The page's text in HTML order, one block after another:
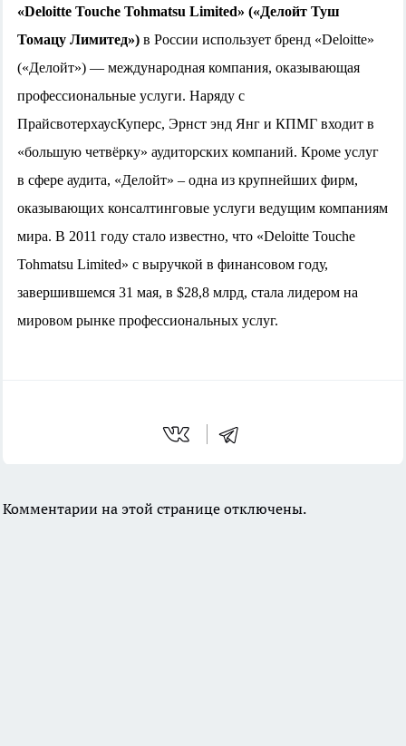
«Deloitte Touche Tohmatsu Limited» («Делойт Туш
Томацу Лимитед») в России использует бренд «Deloitte»
(«Делойт») — международная компания, оказывающая
профессиональные услуги. Наряду с
ПрайсвотерхаусКуперс, Эрнст энд Янг и КПМГ входит в
«большую четвёрку» аудиторских компаний. Кроме услуг
в сфере аудита, «Делойт» – одна из крупнейших фирм,
оказывающих консалтинговые услуги ведущим компаниям
мира. В 2011 году стало известно, что «Deloitte Touche
Tohmatsu Limited» с выручкой в финансовом году,
завершившемся 31 мая, в $28,8 млрд, стала лидером на
мировом рынке профессиональных услуг.
Комментарии на этой странице отключены.